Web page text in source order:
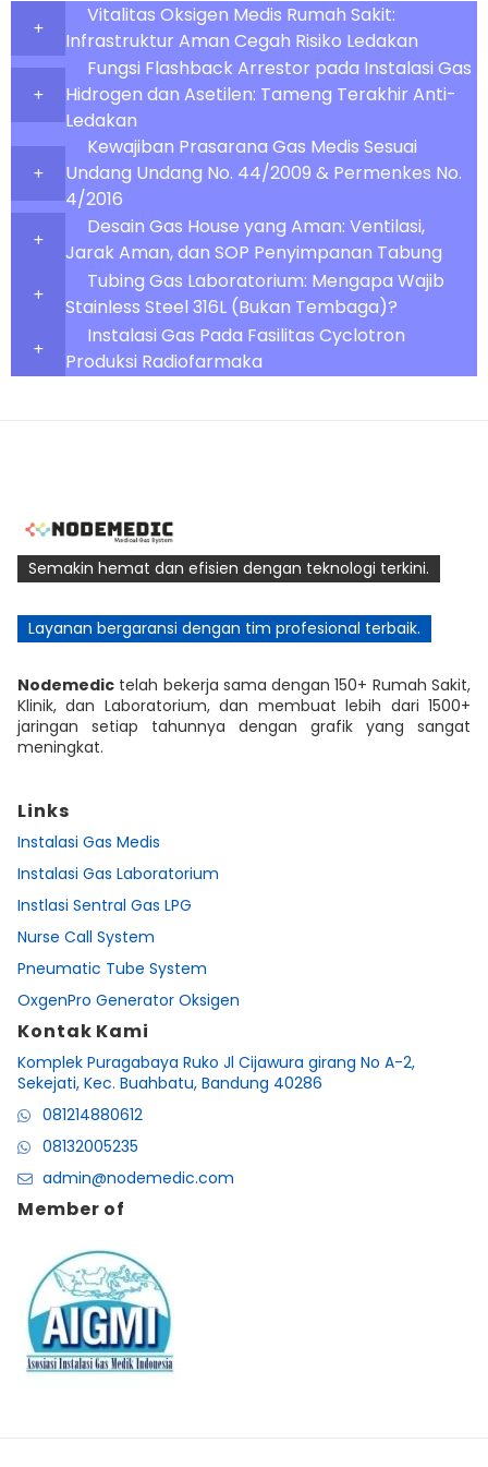
Vitalitas Oksigen Medis Rumah Sakit:
Infrastruktur Aman Cegah Risiko Ledakan
Fungsi Flashback Arrestor pada Instalasi Gas
Hidrogen dan Asetilen: Tameng Terakhir Anti-
Ledakan
Kewajiban Prasarana Gas Medis Sesuai
Undang Undang No. 44/2009 & Permenkes No.
4/2016
Desain Gas House yang Aman: Ventilasi,
Jarak Aman, dan SOP Penyimpanan Tabung
Tubing Gas Laboratorium: Mengapa Wajib
Stainless Steel 316L (Bukan Tembaga)?
Instalasi Gas Pada Fasilitas Cyclotron
Produksi Radiofarmaka
Semakin hemat dan efisien dengan teknologi terkini.
Layanan bergaransi dengan tim profesional terbaik.
Nodemedic telah bekerja sama dengan 150+ Rumah Sakit,
Klinik, dan Laboratorium, dan membuat lebih dari 1500+
jaringan setiap tahunnya dengan grafik yang sangat
meningkat.
Links
Instalasi Gas Medis
Instalasi Gas Laboratorium
Instlasi Sentral Gas LPG
Nurse Call System
Pneumatic Tube System
OxgenPro Generator Oksigen
Kontak Kami
Komplek Puragabaya Ruko Jl Cijawura girang No A-2,
Sekejati, Kec. Buahbatu, Bandung 40286
081214880612
08132005235
admin@nodemedic.com
Member of